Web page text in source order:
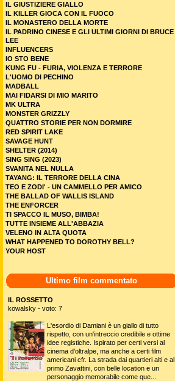
IL GIUSTIZIERE GIALLO
IL KILLER GIOCA CON IL FUOCO
IL MONASTERO DELLA MORTE
IL PADRINO CINESE E GLI ULTIMI GIORNI DI BRUCE
LEE
INFLUENCERS
IO STO BENE
KUNG FU - FURIA, VIOLENZA E TERRORE
L'UOMO DI PECHINO
MADBALL
MAI FIDARSI DI MIO MARITO
MK ULTRA
MONSTER GRIZZLY
QUATTRO STORIE PER NON DORMIRE
RED SPIRIT LAKE
SAVAGE HUNT
SHELTER (2014)
SING SING (2023)
SVANITA NEL NULLA
TAYANG: IL TERRORE DELLA CINA
TEO E ZODI' - UN CAMMELLO PER AMICO
THE BALLAD OF WALLIS ISLAND
THE ENFORCER
TI SPACCO IL MUSO, BIMBA!
TUTTE INSIEME ALL'ABBAZIA
VELENO IN ALTA QUOTA
WHAT HAPPENED TO DOROTHY BELL?
YOUR HOST
Ultimo film commentato
IL ROSSETTO
kowalsky - voto: 7
L'esordio di Damiani è un giallo di tutto
rispetto, con un'intreccio credibile e ottime
idee registiche. Ispirato per certi versi al
cinema d'oltralpe, ma anche a certi film
americani cfr. La strada dai quartieri alti e al
primo Zavattini, con belle location e un
personaggio memorabile come que...